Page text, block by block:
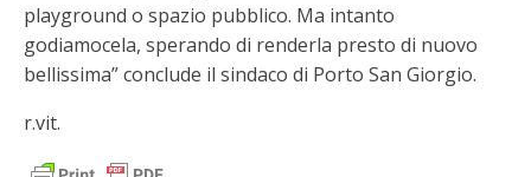
playground o spazio pubblico. Ma intanto
godiamocela, sperando di renderla presto di nuovo
bellissima” conclude il sindaco di Porto San Giorgio.
r.vit.